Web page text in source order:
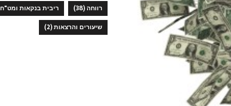
רווחה(38) ריבית בנקאות ומט"ח
שיעורים והרצאות(2)